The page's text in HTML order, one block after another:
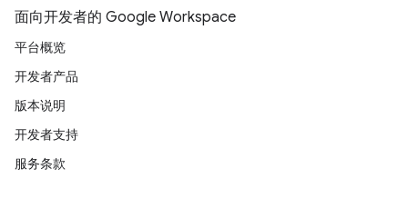
面向开发者的 Google Workspace
平台概览
开发者产品
版本说明
开发者支持
服务条款